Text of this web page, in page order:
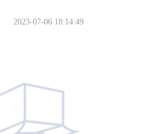
2023-07-06 18:14:49